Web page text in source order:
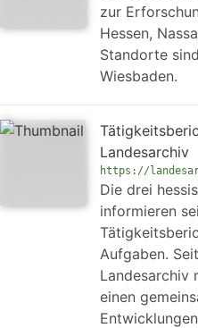
zur
Hessen,
Standorte
Wiesbaden.
Landesarchiv
https://
Die drei
informieren
Aufgaben.
Landesarchiv
einen